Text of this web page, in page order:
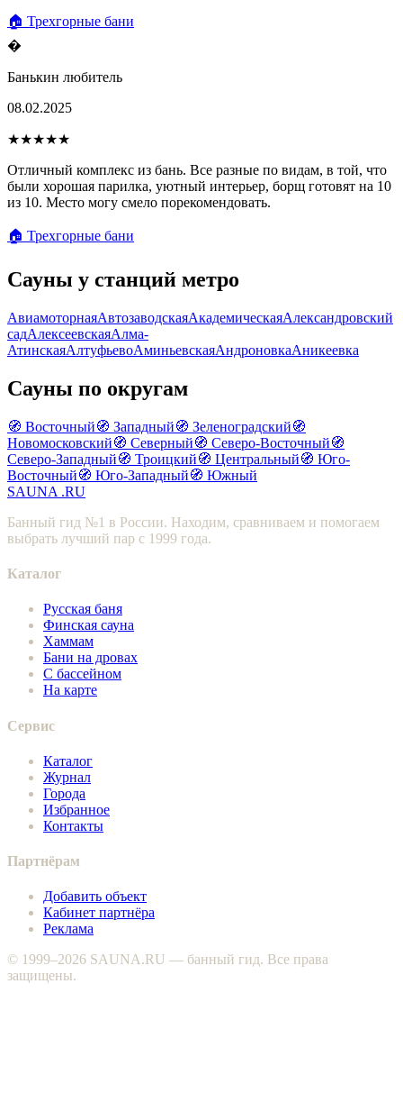
🏠 Трехгорные бани
�
Банькин любитель
08.02.2025
★★★★★
Отличный комплекс из бань. Все разные по видам, в той, что
были хорошая парилка, уютный интерьер, борщ готовят на 10
из 10. Место могу смело порекомендовать.
🏠 Трехгорные бани
Сауны у станций метро
АвиамоторнаяАвтозаводскаяАкадемическаяАлександровский
садАлексеевскаяАлма-
АтинскаяАлтуфьевоАминьевскаяАндроновкаАникеевка
Сауны по округам
🧭 Восточный🧭 Западный🧭 Зеленоградский🧭
Новомосковский🧭 Северный🧭 Северо-Восточный🧭
Северо-Западный🧭 Троицкий🧭 Центральный🧭 Юго-
Восточный🧭 Юго-Западный🧭 Южный
SAUNA .RU
Банный гид №1 в России. Находим, сравниваем и помогаем
выбрать лучший пар с 1999 года.
Каталог
Русская баня
Финская сауна
Хаммам
Бани на дровах
С бассейном
На карте
Сервис
Каталог
Журнал
Города
Избранное
Контакты
Партнёрам
Добавить объект
Кабинет партнёра
Реклама
© 1999–2026 SAUNA.RU — банный гид. Все права
защищены.